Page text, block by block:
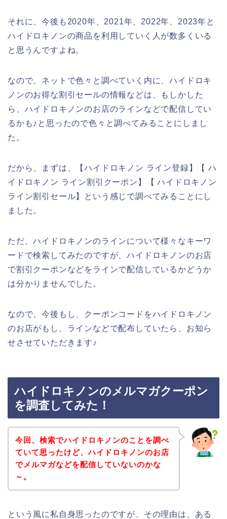
それに、今後も2020年、2021年、2022年、2023年と
ハイドロキノンの商品を利用していく人が数多くいる
と思うんですよね。
なので、ネットで色々と調べていく内に、ハイドロキ
ノンのお得な割引セールの情報などは、もしかした
ら、ハイドロキノンのお店のラインなどで配信してい
るかも♪と思ったので色々と調べてみることにしまし
た。
だから、まずは、【ハイドロキノン ライン登録】【 ハ
イドロキノン ライン割引クーポン】【 ハイドロキノン
ライン割引セール】という感じで調べてみることにし
ました。
ただ、ハイドロキノンのラインについて様々なキーワ
ードで検索してみたのですが、ハイドロキノンのお店
で割引クーポンなどをラインで配信しているかどうか
は分かりませんでした。
なので、今後もし、クーポンコードをハイドロキノン
のお店がもし、ラインなどで配布していたら、お知ら
せさせていただきます♪
ハイドロキノンのメルマガクーポン
を調査してみた！
今回、検索でハイドロキノンのことを調べ
ていて思ったけど、ハイドロキノンのお店
でメルマガなどを配信していないのかな
～。
という風に私自身思ったのですが、その理由は、ある